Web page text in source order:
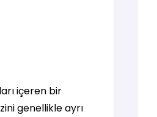
içeren bir
genellikle ayrı